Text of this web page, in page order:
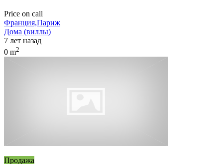
Price on call
Франция,Париж
Дома (виллы)
7 лет назад
0 m2
Продажа